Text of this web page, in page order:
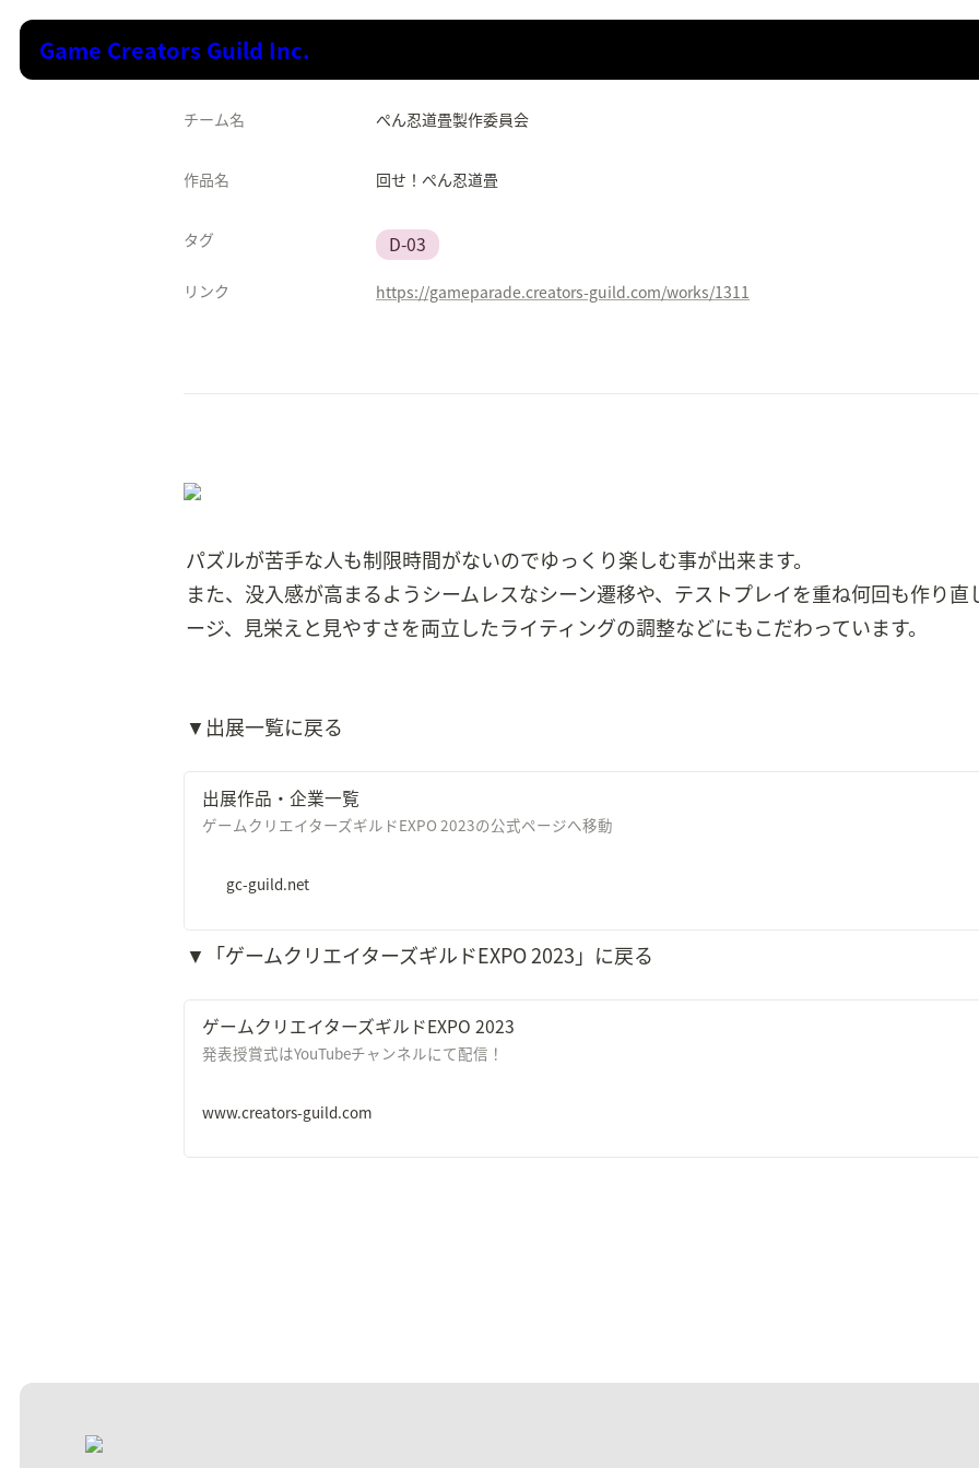
Game Creators Guild Inc.
チーム名 ぺん忍道畳製作委員会
作品名 回せ！ぺん忍道畳
タグ D-03
リンク https://gameparade.creators-guild.com/works/1311
パズルが苦手な人も制限時間がないのでゆっくり楽しむ事が出来ます。
また、没入感が高まるようシームレスなシーン遷移や、テストプレイを重ね何回も作り直
ージ、見栄えと見やすさを両立したライティングの調整などにもこだわっています。
▼出展一覧に戻る
出展作品・企業一覧
ゲームクリエイターズギルドEXPO 2023の公式ページへ移動
gc-guild.net
▼「ゲームクリエイターズギルドEXPO 2023」に戻る
ゲームクリエイターズギルドEXPO 2023
発表授賞式はYouTubeチャンネルにて配信！
www.creators-guild.com